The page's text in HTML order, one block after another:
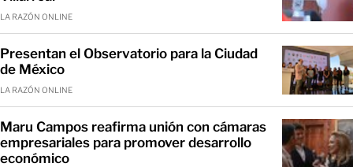
LA RAZÓN ONLINE
Presentan el Observatorio para la Ciudad
de México
LA RAZÓN ONLINE
Maru Campos reafirma unión con cámaras
empresariales para promover desarrollo
económico